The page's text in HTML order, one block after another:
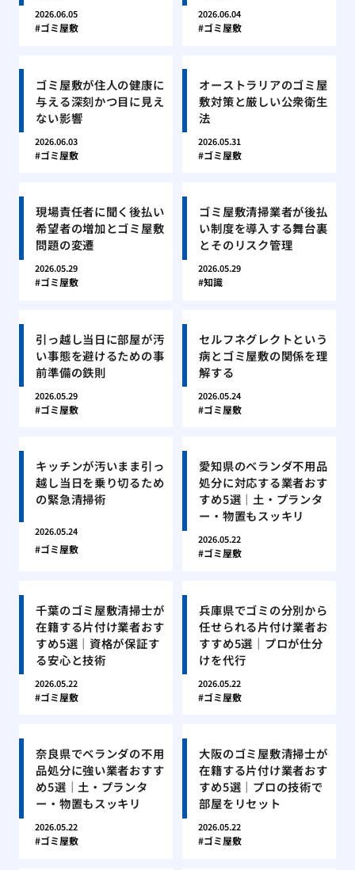
2026.06.05
ゴミ屋敷
2026.06.04
ゴミ屋敷
ゴミ屋敷が住人の健康に
与える深刻かつ目に見え
ない影響
2026.06.03
ゴミ屋敷
オーストラリアのゴミ屋
敷対策と厳しい公衆衛生
法
2026.05.31
ゴミ屋敷
現場責任者に聞く後払い
希望者の増加とゴミ屋敷
問題の変遷
2026.05.29
ゴミ屋敷
ゴミ屋敷清掃業者が後払
い制度を導入する舞台裏
とそのリスク管理
2026.05.29
知識
引っ越し当日に部屋が汚
い事態を避けるための事
前準備の鉄則
2026.05.29
ゴミ屋敷
セルフネグレクトという
病とゴミ屋敷の関係を理
解する
2026.05.24
ゴミ屋敷
キッチンが汚いまま引っ
越し当日を乗り切るため
の緊急清掃術
2026.05.24
ゴミ屋敷
愛知県のベランダ不用品
処分に対応する業者おす
すめ5選｜土・プランタ
ー・物置もスッキリ
2026.05.22
ゴミ屋敷
千葉のゴミ屋敷清掃士が
在籍する片付け業者おす
すめ5選｜資格が保証す
る安心と技術
2026.05.22
ゴミ屋敷
兵庫県でゴミの分別から
任せられる片付け業者お
すすめ5選｜プロが仕分
けを代行
2026.05.22
ゴミ屋敷
奈良県でベランダの不用
品処分に強い業者おすす
め5選｜土・プランタ
ー・物置もスッキリ
2026.05.22
ゴミ屋敷
大阪のゴミ屋敷清掃士が
在籍する片付け業者おす
すめ5選｜プロの技術で
部屋をリセット
2026.05.22
ゴミ屋敷